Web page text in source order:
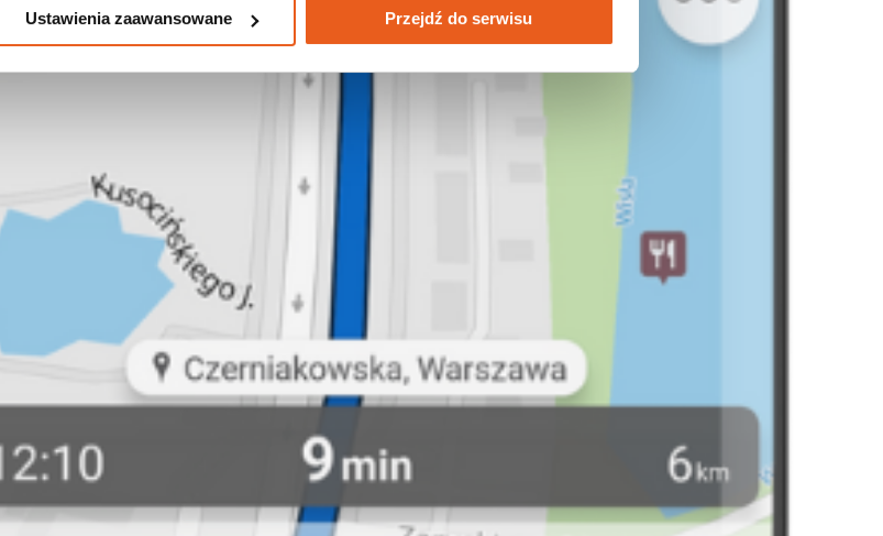
Ustawienia zaawansowane Przejdź do serwisu